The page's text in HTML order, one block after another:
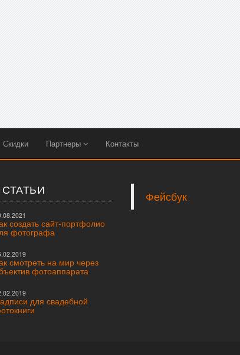
Скидки Партнеры Контакты
создать сайт-портфолио
фотографа
смотреть на мир через
фотоаппарата
для свадебной
Фейсбук